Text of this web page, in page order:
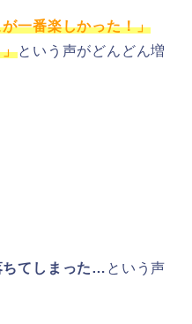
一番楽しかった！」
」という声がどんどん増
ちてしまった… という声